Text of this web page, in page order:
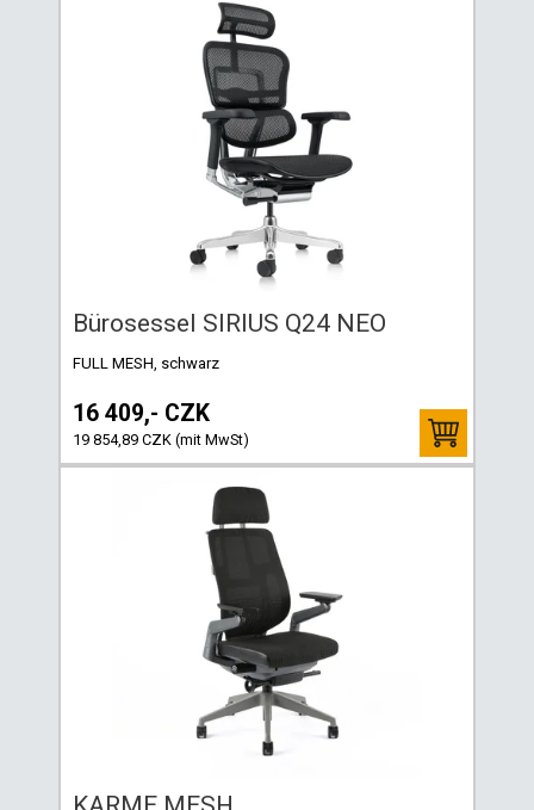
Bürosessel SIRIUS Q24 NEO
FULL MESH, schwarz
16 409,- CZK
19 854,89 CZK (mit MwSt)